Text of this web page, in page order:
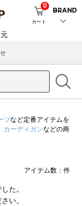
カート
0
BRAND
ツなど定番アイテムを
カーディガンなどの商
アイテム数： 件
た。
い。